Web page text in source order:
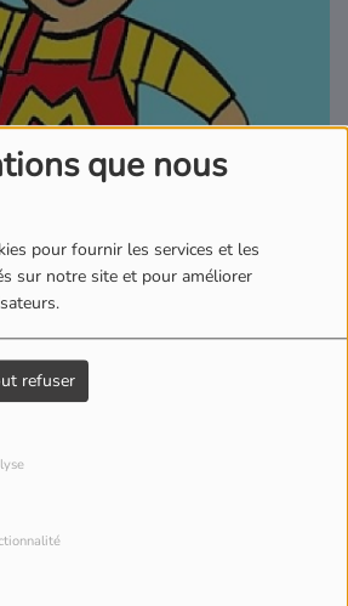
que nous
pour fournir les services et les
sur notre site et pour améliorer
refuser
?
et taquin qui vit des aventures
enfants s’identifient avec plaisir, aux
qui font la vie de Milo.